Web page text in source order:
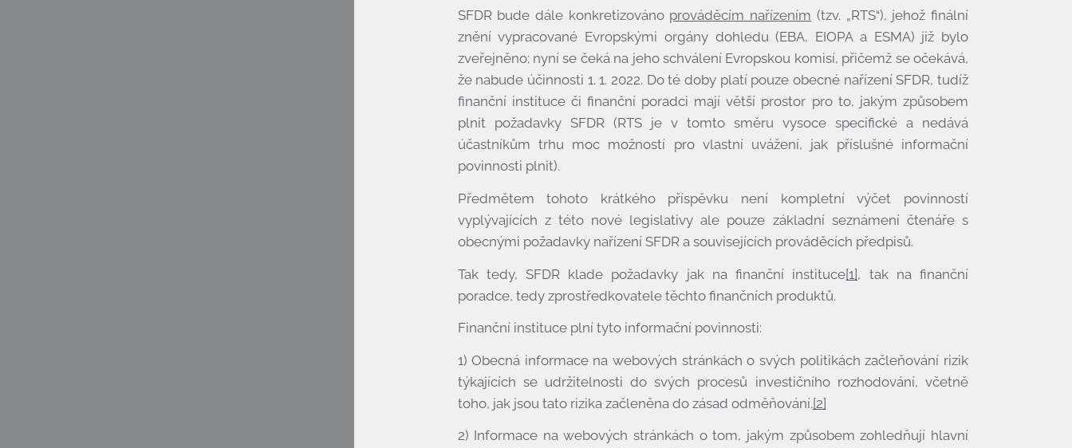
SFDR bude dále konkretizováno prováděcím nařízením (tzv. „RTS“), jehož finální
znění vypracované Evropskými orgány dohledu (EBA, EIOPA a ESMA) již bylo
zveřejněno; nyní se čeká na jeho schválení Evropskou komisí, přičemž se očekává,
že nabude účinnosti 1. 1. 2022. Do té doby platí pouze obecné nařízení SFDR, tudíž
finanční instituce či finanční poradci mají větší prostor pro to, jakým způsobem
plnit požadavky SFDR (RTS je v tomto směru vysoce specifické a nedává
účastníkům trhu moc možností pro vlastní uvážení, jak příslušné informační
povinnosti plnit).
Předmětem tohoto krátkého příspěvku není kompletní výčet povinností
vyplývajících z této nové legislativy ale pouze základní seznámení čtenáře s
obecnými požadavky nařízení SFDR a souvisejících prováděcích předpisů.
Tak tedy, SFDR klade požadavky jak na finanční instituce[1], tak na finanční
poradce, tedy zprostředkovatele těchto finančních produktů.
Finanční instituce plní tyto informační povinnosti:
1) Obecná informace na webových stránkách o svých politikách začleňování rizik
týkajících se udržitelnosti do svých procesů investičního rozhodování, včetně
toho, jak jsou tato rizika začleněna do zásad odměňování.[2]
2) Informace na webových stránkách o tom, jakým způsobem zohledňují hlavní